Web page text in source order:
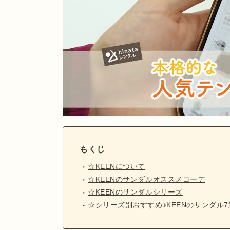
もくじ
☆KEENについて
☆KEENのサンダルオススメコーデ
☆KEENのサンダルシリーズ
☆シリーズ別おすすめ♪KEENのサンダル7